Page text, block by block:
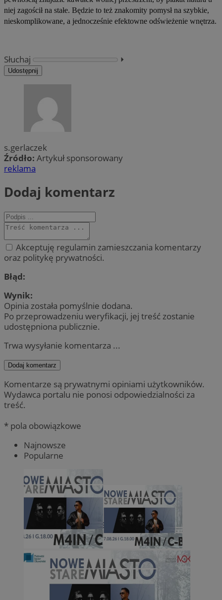
niej zagościł na stałe. Będzie to też znakomity pomysł na szybkie,
nieskomplikowane, a jednocześnie efektowne odświeżenie wnętrza.
Słuchaj ⏵︎
Udostępnij
s.gerlaczek
Źródło: Artykuł sponsorowany
reklama
Dodaj komentarz
Akceptuję regulamin zamieszczania komentarzy
oraz politykę prywatności.
Błąd:
Wynik:
Opinia została pomyślnie dodana.
Po przeprowadzeniu weryfikacji, jej treść zostanie
udostępniona publicznie.
Trwa wysyłanie komentarza ...
Dodaj komentarz
Komentarze są prywatnymi opiniami użytkowników.
Wydawca portalu nie ponosi odpowiedzialności za
treść.
* pola obowiązkowe
Najnowsze
Popularne